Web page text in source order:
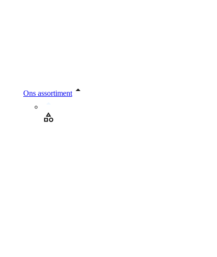
Ons assortiment